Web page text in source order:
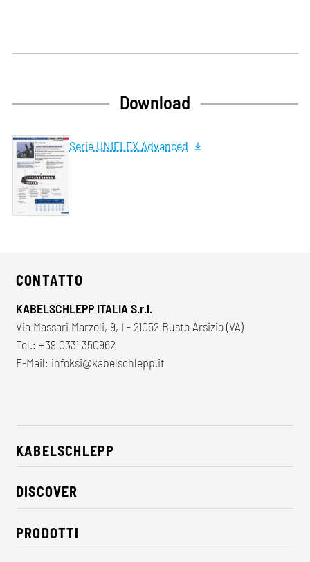
Download
Serie UNIFLEX Advanced
CONTATTO
KABELSCHLEPP ITALIA S.r.l.
Via Massari Marzoli, 9, I - 21052 Busto Arsizio (VA)
Tel.: +39 0331 350962
E-Mail: infoksi@kabelschlepp.it
KABELSCHLEPP
Chi siamo
CSR / Sostenibilità
Contatti
DISCOVER
Soluzioni per l'industria
Novità
PRODOTTI